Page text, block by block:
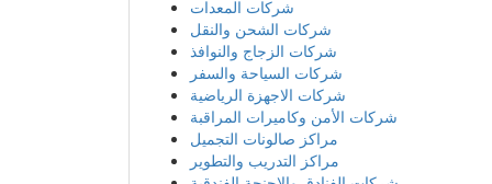
شركات الحديد المشغول
شركات النظافة
شركات الزراعة والإنتاج الحيواني
مشاهير صفحات التواصل الاجتماعي
شركات الازياء والموضة
مواقع و منتديات قطرية
شركات عامة